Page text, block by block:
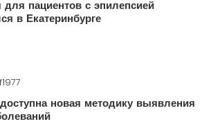
пациентов с эпилепсией
в Екатеринбурге
новая методику выявления